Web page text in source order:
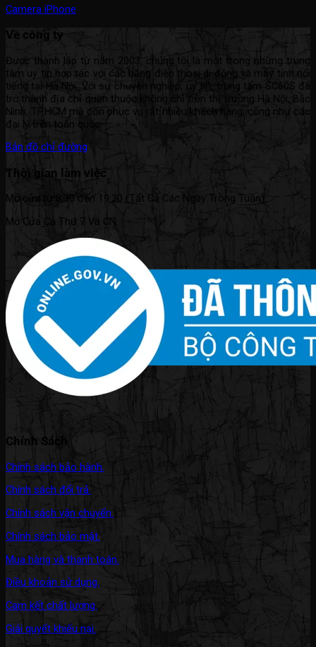
Camera iPhone
Về công ty
Được thành lập từ năm 2003, chúng tôi là một trong những trung
tâm uy tín hợp tác với các hãng điện thoại di động và máy tính nổi
tiếng tại Hà Nội. Với sự chuyên nghiệp, uy tín, trung tâm SC60S đã
trở thành địa chỉ quen thuộc không chỉ trên thị trường Hà Nội, Bắc
Ninh, TP.HCM mà còn phục vụ rất nhiều khách hàng, cũng như các
đại lý trên toàn quốc.
Bản đồ chỉ đường
Thời gian làm việc
Mở cửa từ 8:30 đến 19:30 (Tất Cả Các Ngày Trong Tuần).
Mở Cửa Cả Thứ 7 Và CN.
Chính Sách
Chính sách bảo hành.
Chính sách đổi trả.
Chính sách vận chuyển.
Chính sách bảo mật.
Mua hàng và thanh toán.
Điều khoản sử dụng.
Cam kết chất lượng.
Giải quyết khiếu nại.